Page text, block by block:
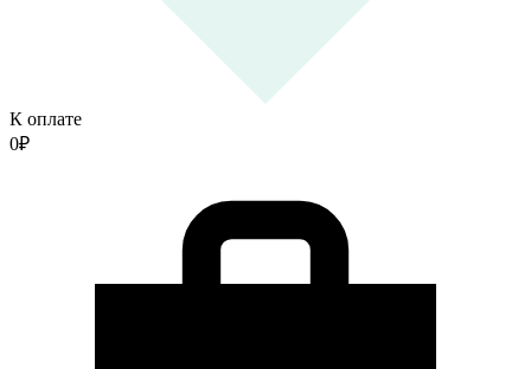
К оплате
0₽